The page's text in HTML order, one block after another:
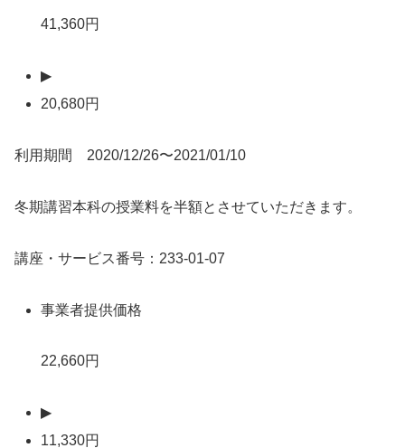
41,360円
▶
20,680円
利用期間 2020/12/26〜2021/01/10
冬期講習本科の授業料を半額とさせていただきます。
講座・サービス番号：233-01-07
事業者提供価格
22,660円
▶
11,330円